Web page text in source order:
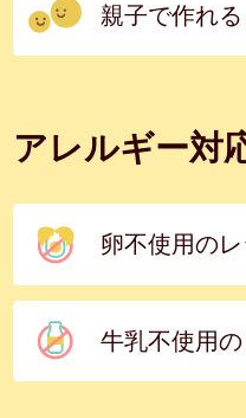
親子で作れ
アレルギー対
卵不使用の
牛乳不使用